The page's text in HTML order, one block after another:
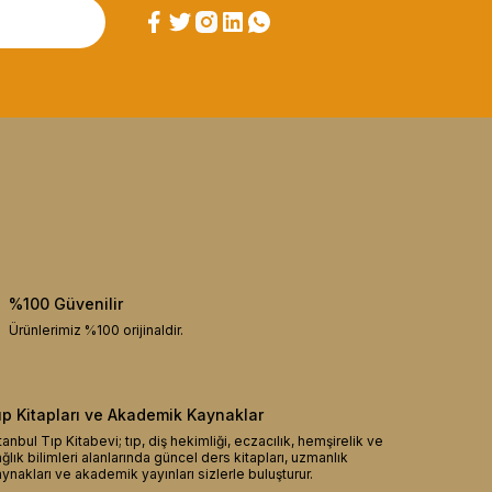
%100 Güvenilir
Ürünlerimiz %100 orijinaldir.
Kitapları ve Akademik Kaynaklar
Tıp Kitabevi; tıp, diş hekimliği, eczacılık, hemşirelik ve
bilimleri alanlarında güncel ders kitapları, uzmanlık
ve akademik yayınları sizlerle buluşturur.